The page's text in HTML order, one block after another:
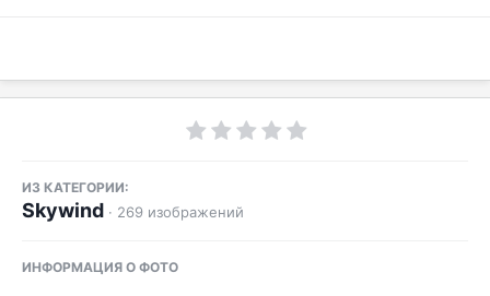
ИЗ КАТЕГОРИИ:
Skywind · 269 изображений
ИНФОРМАЦИЯ О ФОТО